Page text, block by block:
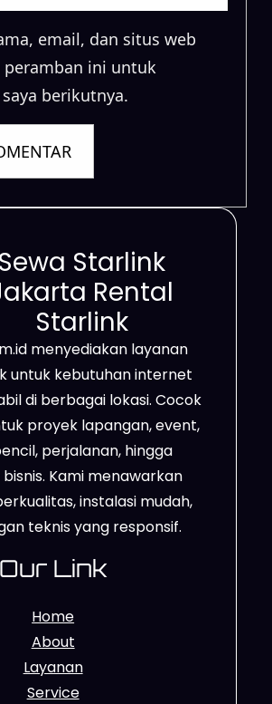
email, dan situs web
peramban ini untuk
berikutnya.
Sewa Starlink
Rental
Starlink
menyediakan layanan
untuk kebutuhan internet
di berbagai lokasi. Cocok
proyek lapangan, event,
perjalanan, hingga
Kami menawarkan
instalasi mudah,
teknis yang responsif.
Our Link
Home
About
Layanan
Service